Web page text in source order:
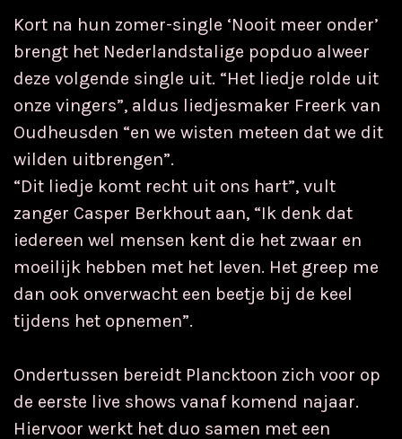
Kort na hun zomer-single ‘Nooit meer onder’
brengt het Nederlandstalige popduo alweer
deze volgende single uit. “Het liedje rolde uit
onze vingers”, aldus liedjesmaker Freerk van
Oudheusden “en we wisten meteen dat we dit
wilden uitbrengen”.
“Dit liedje komt recht uit ons hart”, vult
zanger Casper Berkhout aan, “Ik denk dat
iedereen wel mensen kent die het zwaar en
moeilijk hebben met het leven. Het greep me
dan ook onverwacht een beetje bij de keel
tijdens het opnemen”.
Ondertussen bereidt Plancktoon zich voor op
de eerste live shows vanaf komend najaar.
Hiervoor werkt het duo samen met een